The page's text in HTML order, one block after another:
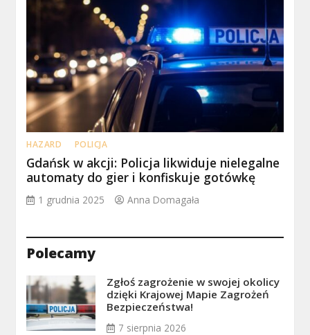
HAZARD POLICJA
Gdańsk w akcji: Policja likwiduje nielegalne
automaty do gier i konfiskuje gotówkę
1 grudnia 2025 Anna Domagała
Polecamy
Zgłoś zagrożenie w swojej okolicy
dzięki Krajowej Mapie Zagrożeń
Bezpieczeństwa!
7 sierpnia 2026